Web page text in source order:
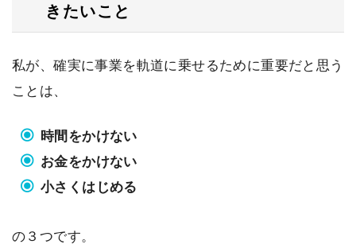
きたいこと
私が、確実に事業を軌道に乗せるために重要だと思う
ことは、
時間をかけない
お金をかけない
小さくはじめる
の３つです。